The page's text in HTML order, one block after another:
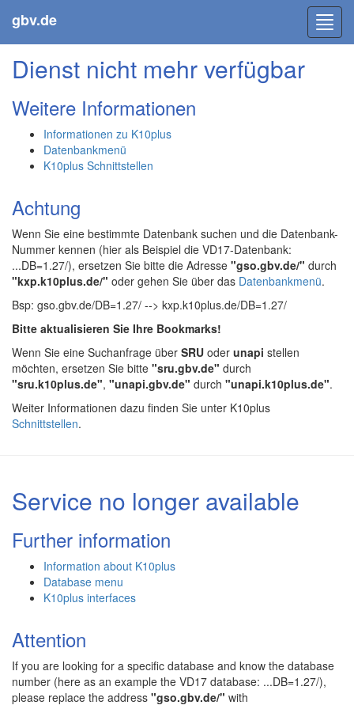
gbv.de
Dienst nicht mehr verfügbar
Weitere Informationen
Informationen zu K10plus
Datenbankmenü
K10plus Schnittstellen
Achtung
Wenn Sie eine bestimmte Datenbank suchen und die Datenbank-
Nummer kennen (hier als Beispiel die VD17-Datenbank:
...DB=1.27/), ersetzen Sie bitte die Adresse "gso.gbv.de/" durch
"kxp.k10plus.de/" oder gehen Sie über das Datenbankmenü.
Bsp: gso.gbv.de/DB=1.27/ --> kxp.k10plus.de/DB=1.27/
Bitte aktualisieren Sie Ihre Bookmarks!
Wenn Sie eine Suchanfrage über SRU oder unapi stellen
möchten, ersetzen Sie bitte "sru.gbv.de" durch
"sru.k10plus.de", "unapi.gbv.de" durch "unapi.k10plus.de".
Weiter Informationen dazu finden Sie unter K10plus
Schnittstellen.
Service no longer available
Further information
Information about K10plus
Database menu
K10plus interfaces
Attention
If you are looking for a specific database and know the database
number (here as an example the VD17 database: ...DB=1.27/),
please replace the address "gso.gbv.de/" with